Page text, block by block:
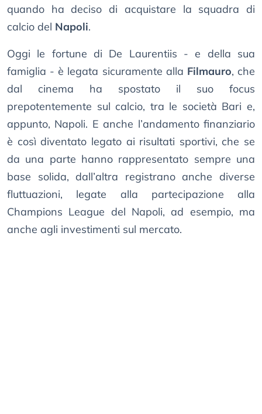
quando ha deciso di acquistare la squadra di
calcio del Napoli.
Oggi le fortune di De Laurentiis - e della sua
famiglia - è legata sicuramente alla Filmauro, che
dal cinema ha spostato il suo focus
prepotentemente sul calcio, tra le società Bari e,
appunto, Napoli. E anche l’andamento finanziario
è così diventato legato ai risultati sportivi, che se
da una parte hanno rappresentato sempre una
base solida, dall’altra registrano anche diverse
fluttuazioni, legate alla partecipazione alla
Champions League del Napoli, ad esempio, ma
anche agli investimenti sul mercato.